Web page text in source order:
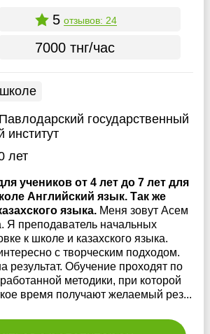
5 отзывов: 24
7000 тнг/час
Павлодарский государственный
институт
лет
учеников от 4 лет до 7 лет для
Английский язык. Так же
языка. Меня зовут Асем
Я преподаватель начальных
к школе и казахского языка.
с творческим подходом.
результат. Обучение проходят по
методики, при которой
время получают желаемый рез...